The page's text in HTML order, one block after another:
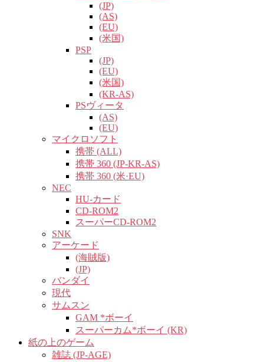
(JP)
(AS)
(EU)
(米国)
PSP
(JP)
(EU)
(米国)
(KR-AS)
PSヴィータ
(AS)
(EU)
マイクロソフト
携帯 (ALL)
携帯 360 (JP-KR-AS)
携帯 360 (米·EU)
NEC
HU-カード
CD-ROM2
スーパーCD-ROM2
SNK
アーケード
(海賊版)
(JP)
バンダイ
現代
サムスン
GAM *ボーイ
スーパーカム*ボーイ (KR)
紙の上のゲーム
雑誌 (JP-AGE)